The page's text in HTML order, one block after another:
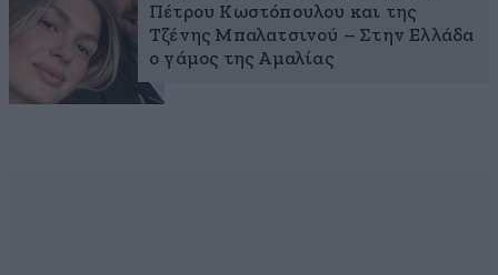
Πέτρου Κωστόπουλου και της
Τζένης Μπαλατσινού – Στην Ελλάδα
ο γάμος της Αμαλίας